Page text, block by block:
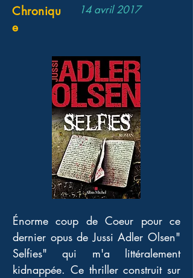
Chroniqu
e
14 avril 2017
Énorme coup de Coeur pour ce
dernier opus de Jussi Adler Olsen"
Selfies" qui m'a littéralement
kidnappée. Ce thriller construit sur